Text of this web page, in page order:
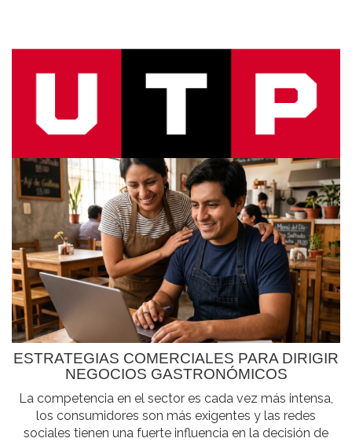
ESTRATEGIAS COMERCIALES PARA DIRIGIR
NEGOCIOS GASTRONÓMICOS
La competencia en el sector es cada vez más intensa,
los consumidores son más exigentes y las redes
sociales tienen una fuerte influencia en la decisión de